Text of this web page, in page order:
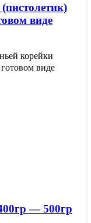
виде
корейки
виде
— 500гр